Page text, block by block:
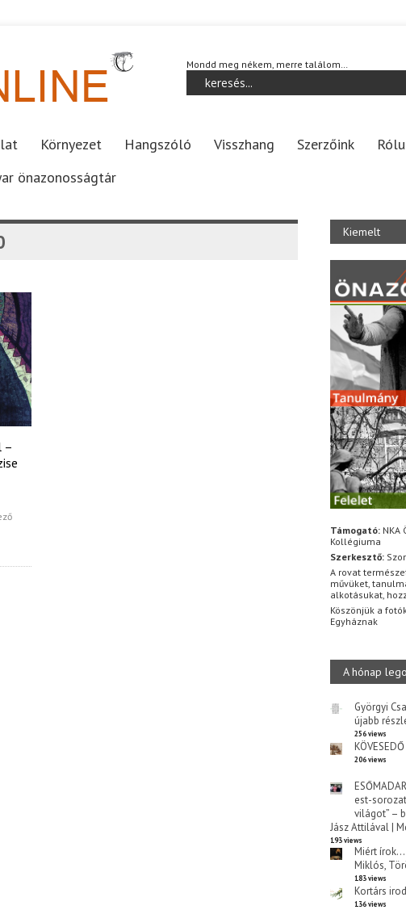
Mondd meg nékem, merre találom…
Környezet Hangszóló Visszhang Szerzőink
önazonosságtár
–
Kiemelt
Támogató: NKA
Kollégiuma
Szerkesztő:
A rovat
művüket,
alkotásukat,
Köszönjük a
Egyháznak
A hónap
Györgyi
újabb
256 views
206 views
est-
világot” –
Jász Attilával |
193 views
Miért írok…
Miklós,
183 views
Kortárs
136 views